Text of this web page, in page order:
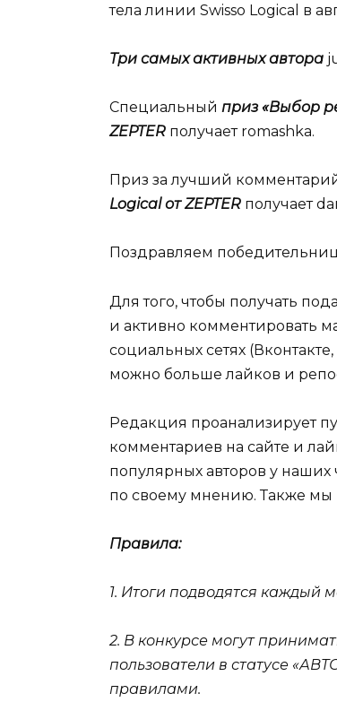
тела линии Swisso Logical в
Три самых активных автора
Специальный приз «Выбор
ZEPTER получает romashka.
Приз за лучший
Logical от ZEPTER получает
Поздравляем
Для того, чтобы получать
и активно комментировать
социальных сетях
можно больше лайков и
Редакция проанализирует
комментариев на сайте и
популярных авторов у наших
по своему мнению. Также
Правила:
1. Итоги подводятся каждый
2. В конкурсе могут
пользователи в статусе
правилами.